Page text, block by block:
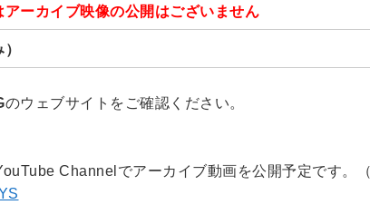
ーカイブ映像の公開はございません
のウェブサイトをご確認ください。
Channelでアーカイブ動画を公開予定です。